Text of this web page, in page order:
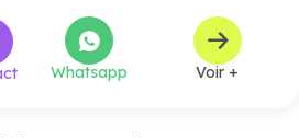
Whatsapp Voir +